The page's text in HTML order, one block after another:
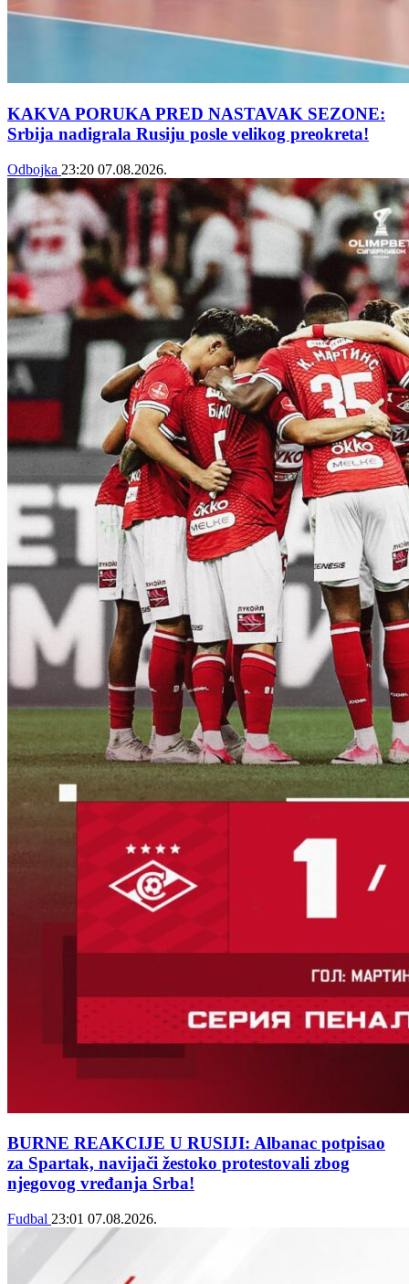
KAKVA PORUKA PRED NASTAVAK SEZONE:
Srbija nadigrala Rusiju posle velikog preokreta!
Odbojka 23:20 07.08.2026.
BURNE REAKCIJE U RUSIJI: Albanac potpisao
za Spartak, navijači žestoko protestovali zbog
njegovog vređanja Srba!
Fudbal 23:01 07.08.2026.